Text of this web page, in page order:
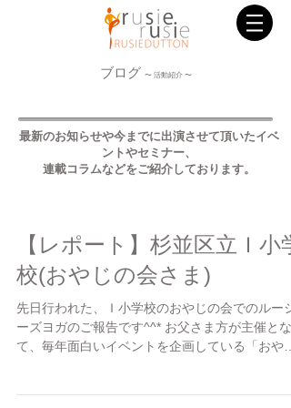
ブログ 〜 活動紹介 〜
最新のお知らせや今までに出演させて頂いたイベ
ントやセミナー、
連載コラムなどをご紹介しております。
【レポート】杉並区立Ｉ小学
校(おやじの会さま)
先日行われた、Ｉ小学校のおやじの会でのルーシ
ーズヨガのご報告です^^* お父さま方が主催とな
て、毎年面白いイベントを企画している「おやじ